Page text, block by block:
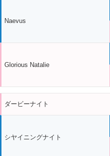
Naevus
Glorious Natalie
ダービーナイト
シヤイニングナイト